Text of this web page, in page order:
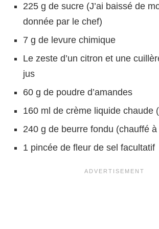
225 g de sucre (J’ai baissé de
donnée par le chef)
7 g de levure chimique
Le zeste d’un citron et une
jus
60 g de poudre d’amandes
160 ml de crème liquide chaude
240 g de beurre fondu (chauffé à
1 pincée de fleur de sel facultatif